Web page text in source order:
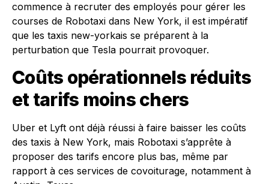
commence à recruter des employés pour gérer les
courses de Robotaxi dans New York, il est impératif
que les taxis new-yorkais se préparent à la
perturbation que Tesla pourrait provoquer.
Coûts opérationnels réduits
et tarifs moins chers
Uber et Lyft ont déjà réussi à faire baisser les coûts
des taxis à New York, mais Robotaxi s’apprête à
proposer des tarifs encore plus bas, même par
rapport à ces services de covoiturage, notamment à